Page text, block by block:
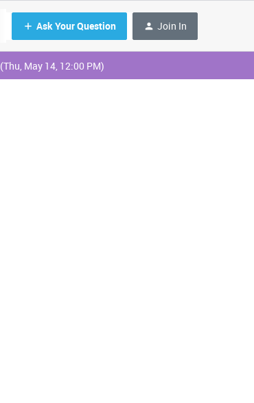
Ask Your Question Join In
(Thu, May 14, 12:00 PM)